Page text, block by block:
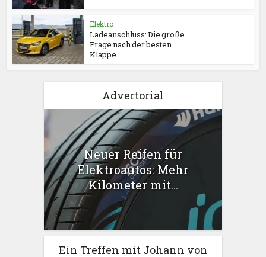
Elektro
Ladeanschluss: Die große
Frage nach der besten
Klappe
Advertorial
Neuer Reifen für
Elektroautos: Mehr
Kilometer mit...
Ein Treffen mit Johann von